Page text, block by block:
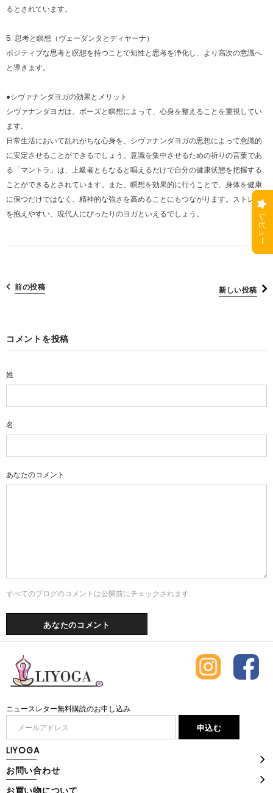
るとされています。
5. 思考と瞑想（ヴェーダンタとディヤーナ）
ポジティブな思考と瞑想を持つことで知性と思考を浄化し、より高次の意識へ
と導きます。
●シヴァナンダヨガの効果とメリット
シヴァナンダヨガは、ポーズと瞑想によって、心身を整えることを重視してい
ます。
日常生活において乱れがちな心身を、シヴァナンダヨガの思想によって意識的
に安定させることができるでしょう。意識を集中させるための祈りの言葉であ
る「マントラ」は、上級者ともなると唱えるだけで自分の健康状態を把握する
ことができるとされています。また、瞑想を効果的に行うことで、身体を健康
に保つだけではなく、精神的な強さを高めることにもつながります。ストレス
を抱えやすい、現代人にぴったりのヨガといえるでしょう。
前の投稿 新しい投稿
コメントを投稿
姓
名
あなたのコメント
すべてのブログのコメントは公開前にチェックされます
ニュースレター無料購読のお申し込み
LIYOGA
お問い合わせ
お買い物について